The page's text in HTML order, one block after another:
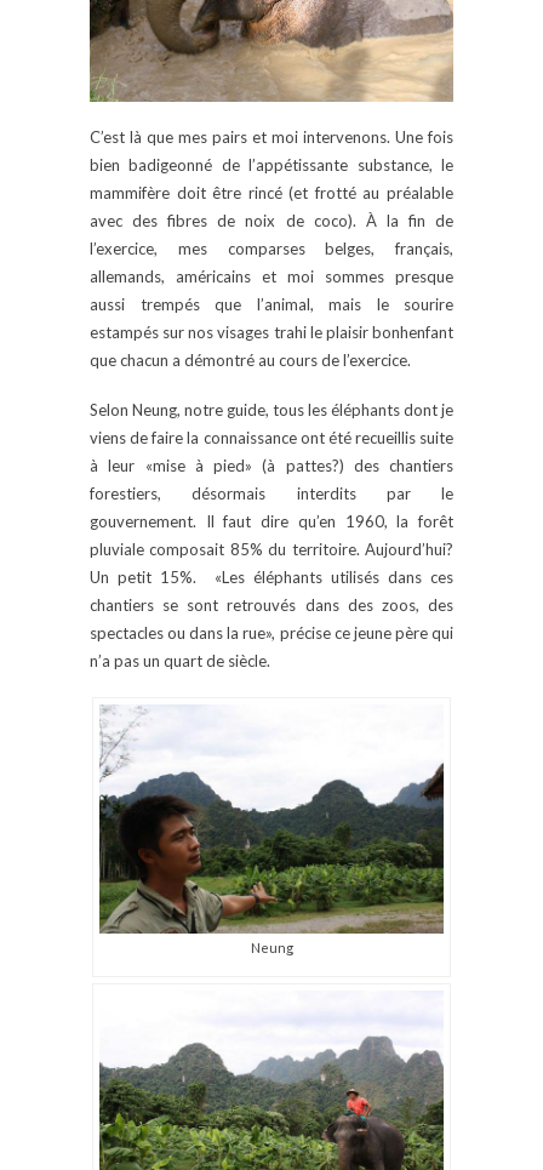
C’est là que mes pairs et moi intervenons. Une fois
bien badigeonné de l’appétissante substance, le
mammifère doit être rincé (et frotté au préalable
avec des fibres de noix de coco). À la fin de
l’exercice, mes comparses belges, français,
allemands, américains et moi sommes presque
aussi trempés que l’animal, mais le sourire
estampés sur nos visages trahi le plaisir bonhenfant
que chacun a démontré au cours de l’exercice.
Selon Neung, notre guide, tous les éléphants dont je
viens de faire la connaissance ont été recueillis suite
à leur «mise à pied» (à pattes?) des chantiers
forestiers, désormais interdits par le
gouvernement. Il faut dire qu’en 1960, la forêt
pluviale composait 85% du territoire. Aujourd’hui?
Un petit 15%. «Les éléphants utilisés dans ces
chantiers se sont retrouvés dans des zoos, des
spectacles ou dans la rue», précise ce jeune père qui
n’a pas un quart de siècle.
Neung